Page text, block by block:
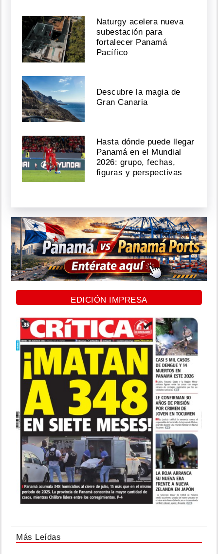
Naturgy acelera nueva
subestación para
fortalecer Panamá
Pacífico
Descubre la magia de
Gran Canaria
Hasta dónde puede llegar
Panamá en el Mundial
2026: grupo, fechas,
figuras y perspectivas
EDICIÓN IMPRESA
Más Leídas